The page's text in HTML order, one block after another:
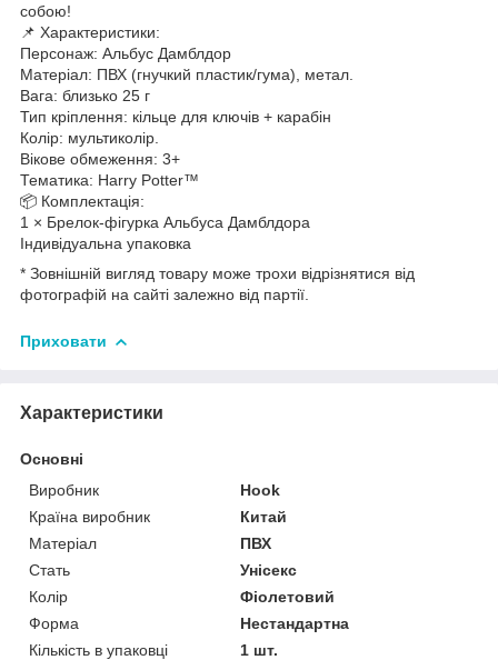
собою!
📌 Характеристики:
Персонаж: Альбус Дамблдор
Матеріал: ПВХ (гнучкий пластик/гума), метал.
Вага: близько 25 г
Тип кріплення: кільце для ключів + карабін
Колір: мультиколір.
Вікове обмеження: 3+
Тематика: Harry Potter™
📦 Комплектація:
1 × Брелок-фігурка Альбуса Дамблдора
Індивідуальна упаковка
* Зовнішній вигляд товару може трохи відрізнятися від
фотографій на сайті залежно від партії.
Приховати
Характеристики
Основні
Виробник
Hook
Країна виробник
Китай
Матеріал
ПВХ
Стать
Унісекс
Колір
Фіолетовий
Форма
Нестандартна
Кількість в упаковці
1 шт.